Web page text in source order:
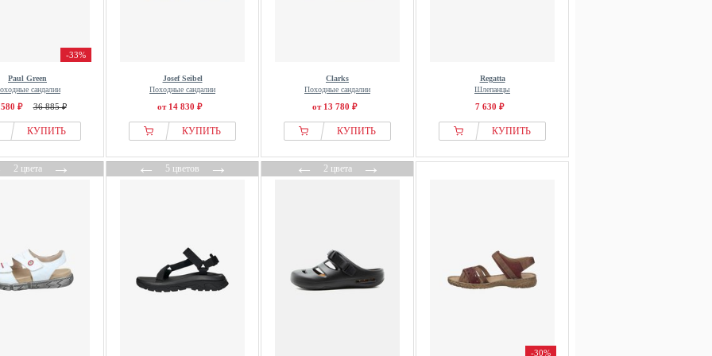
-33%
Paul Green
сандалии
₽ 36 885 ₽
КУПИТЬ
Josef Seibel
Походные сандалии
от 14 830 ₽
КУПИТЬ
Clarks
Походные сандалии
от 13 780 ₽
КУПИТЬ
Regatta
Шлепанцы
7 630 ₽
КУПИТЬ
2 цвета→ ←5 цветов→ ←2 цвета→
-30%